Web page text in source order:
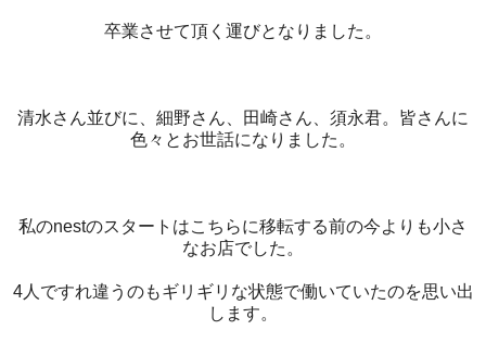
卒業させて頂く運びとなりました。
清水さん並びに、細野さん、田崎さん、須永君。皆さんに
色々とお世話になりました。
私のnestのスタートはこちらに移転する前の今よりも小さ
なお店でした。
4人ですれ違うのもギリギリな状態で働いていたのを思い出
します。